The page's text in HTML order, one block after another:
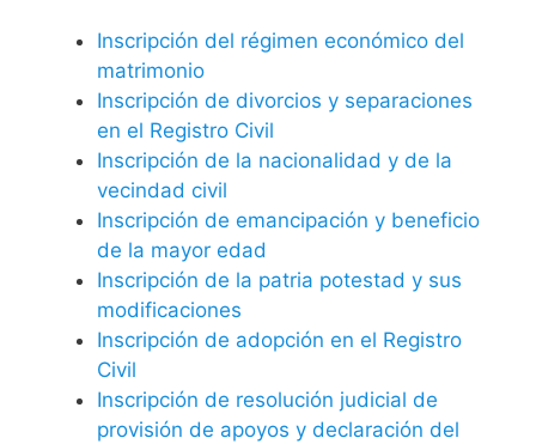
Inscripción del régimen económico del
matrimonio
Inscripción de divorcios y separaciones
en el Registro Civil
Inscripción de la nacionalidad y de la
vecindad civil
Inscripción de emancipación y beneficio
de la mayor edad
Inscripción de la patria potestad y sus
modificaciones
Inscripción de adopción en el Registro
Civil
Inscripción de resolución judicial de
provisión de apoyos y declaración del